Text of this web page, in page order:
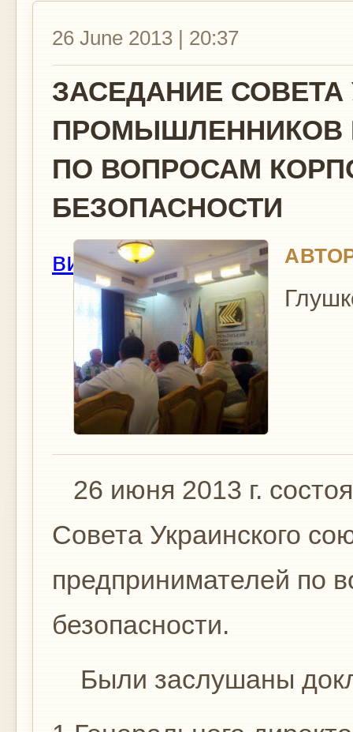
26 June 2013 | 20:37
ЗАСЕДАНИЕ
ПРОМЫШЛЕННИКОВ
ПО ВОПРОСАМ
БЕЗОПАСНОСТИ
26 июня 2013 г.
Совета Украинского
предпринимателей по
безопасности.
Были заслушаны
вид